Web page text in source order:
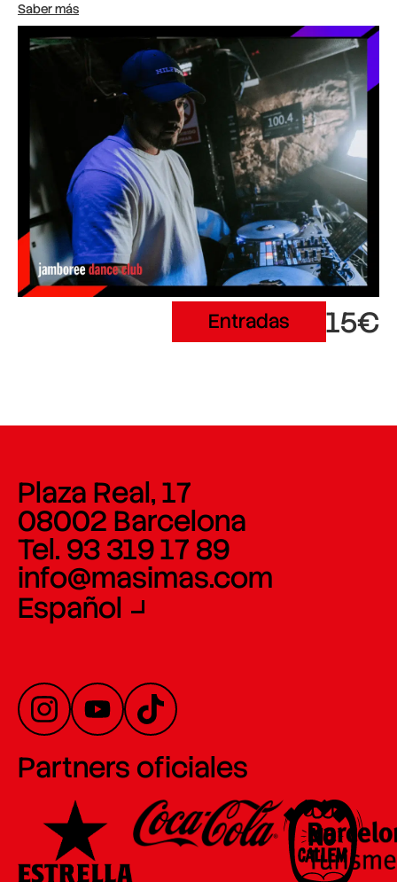
Saber más
Entradas 15€
Plaza Real, 17
08002 Barcelona
Tel. 93 319 17 89
info@masimas.com
Español
Partners oficiales